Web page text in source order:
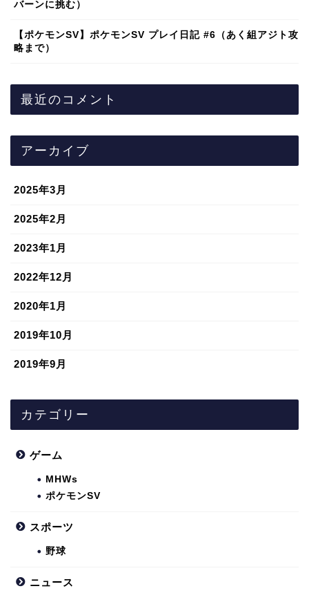
バーンに挑む）
【ポケモンSV】ポケモンSV プレイ日記 #6（あく組アジト攻
略まで）
最近のコメント
アーカイブ
2025年3月
2025年2月
2023年1月
2022年12月
2020年1月
2019年10月
2019年9月
カテゴリー
ゲーム
MHWs
ポケモンSV
スポーツ
野球
ニュース